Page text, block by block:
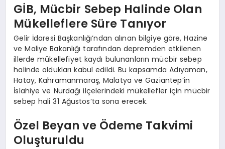
GİB, Mücbir Sebep Halinde Olan
Mükelleflere Süre Tanıyor
Gelir İdaresi Başkanlığı’ndan alınan bilgiye göre, Hazine
ve Maliye Bakanlığı tarafından depremden etkilenen
illerde mükellefiyet kaydı bulunanların mücbir sebep
halinde oldukları kabul edildi. Bu kapsamda Adıyaman,
Hatay, Kahramanmaraş, Malatya ve Gaziantep’in
İslahiye ve Nurdağı ilçelerindeki mükellefler için mücbir
sebep hali 31 Ağustos’ta sona erecek.
Özel Beyan ve Ödeme Takvimi
Oluşturuldu